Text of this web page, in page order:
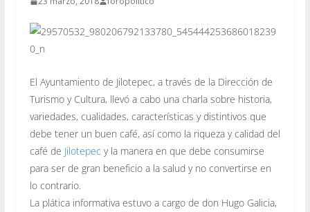
El Ayuntamiento de Jilotepec, a través de la Dirección de
Turismo y Cultura, llevó a cabo una charla sobre historia,
variedades, cualidades, características y distintivos que
debe tener un buen café, así como la riqueza y calidad del
café de Jilotepec y la manera en que debe consumirse
para ser de gran beneficio a la salud y no convertirse en
lo contrario.
La plática informativa estuvo a cargo de don Hugo Galicia,